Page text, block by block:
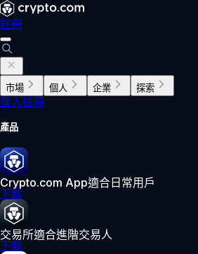
註冊
市場 個人 企業 探索
登入註冊
產品
Crypto.com App適合日常用戶
下載
交易所適合進階交易人
下載